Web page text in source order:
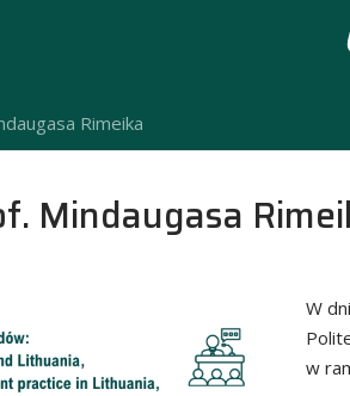
Rimeika
Mindaugasa
W
w